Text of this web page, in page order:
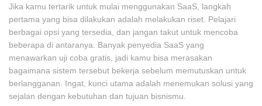
Jika kamu tertarik untuk mulai menggunakan SaaS, langkah
pertama yang bisa dilakukan adalah melakukan riset. Pelajari
berbagai opsi yang tersedia, dan jangan takut untuk mencoba
beberapa di antaranya. Banyak penyedia SaaS yang
menawarkan uji coba gratis, jadi kamu bisa merasakan
bagaimana sistem tersebut bekerja sebelum memutuskan untuk
berlangganan. Ingat, kunci utama adalah menemukan solusi yang
sejalan dengan kebutuhan dan tujuan bisnismu.